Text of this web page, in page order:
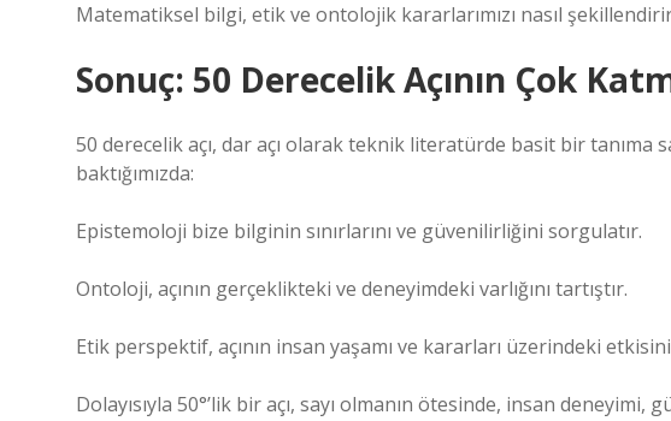
Matematiksel bilgi, etik ve ontolojik kararlarımızı nasıl
Sonuç: 50 Derecelik Açının Çok
50 derecelik açı, dar açı olarak teknik literatürde basit bir tanıma
baktığımızda:
Epistemoloji bize bilginin sınırlarını ve güvenilirliğini sorgulatır.
Ontoloji, açının gerçeklikteki ve deneyimdeki varlığını tartıştır.
Etik perspektif, açının insan yaşamı ve kararları üzerindeki
Dolayısıyla 50°’lik bir açı, sayı olmanın ötesinde, insan